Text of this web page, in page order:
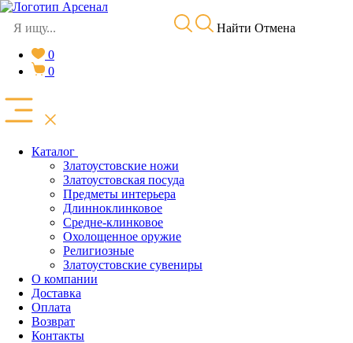
Найти Отмена
0
0
Каталог
Златоустовские ножи
Златоустовская посуда
Предметы интерьера
Длинноклинковое
Средне-клинковое
Охолощенное оружие
Религиозные
Златоустовские сувениры
О компании
Доставка
Оплата
Возврат
Контакты